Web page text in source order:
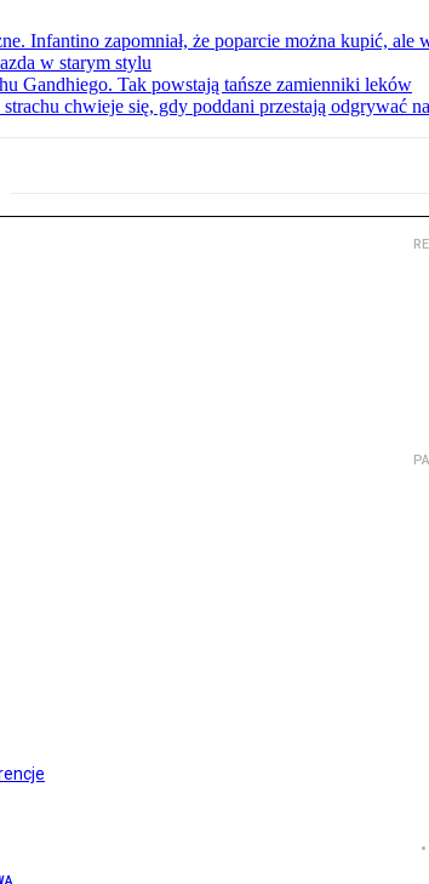
Infantino zapomniał, że poparcie można kupić, ale
w starym stylu
Gandhiego. Tak powstają tańsze zamienniki leków
strachu chwieje się, gdy poddani przestają odgrywać